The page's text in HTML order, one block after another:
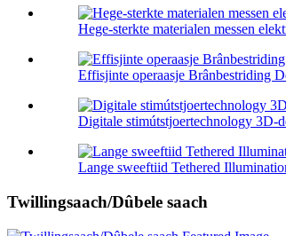
Hege-sterkte materialen messen
Effisjinte operaasje Brânbestriding
Digitale stimútstjoertechnology 3D-
Lange sweeftiid Tethered
Twillingsaach/Dûbele saach